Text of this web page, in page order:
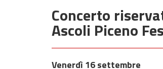
Concerto
Ascoli Piceno
Venerdì 16 settembre